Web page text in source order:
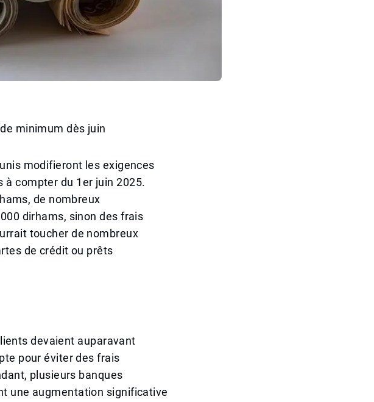
minimum dès juin
modifieront les exigences
compter du 1er juin 2025.
de nombreux
dirhams, sinon des frais
toucher de nombreux
de crédit ou prêts
devaient auparavant
pour éviter des frais
plusieurs banques
une augmentation significative